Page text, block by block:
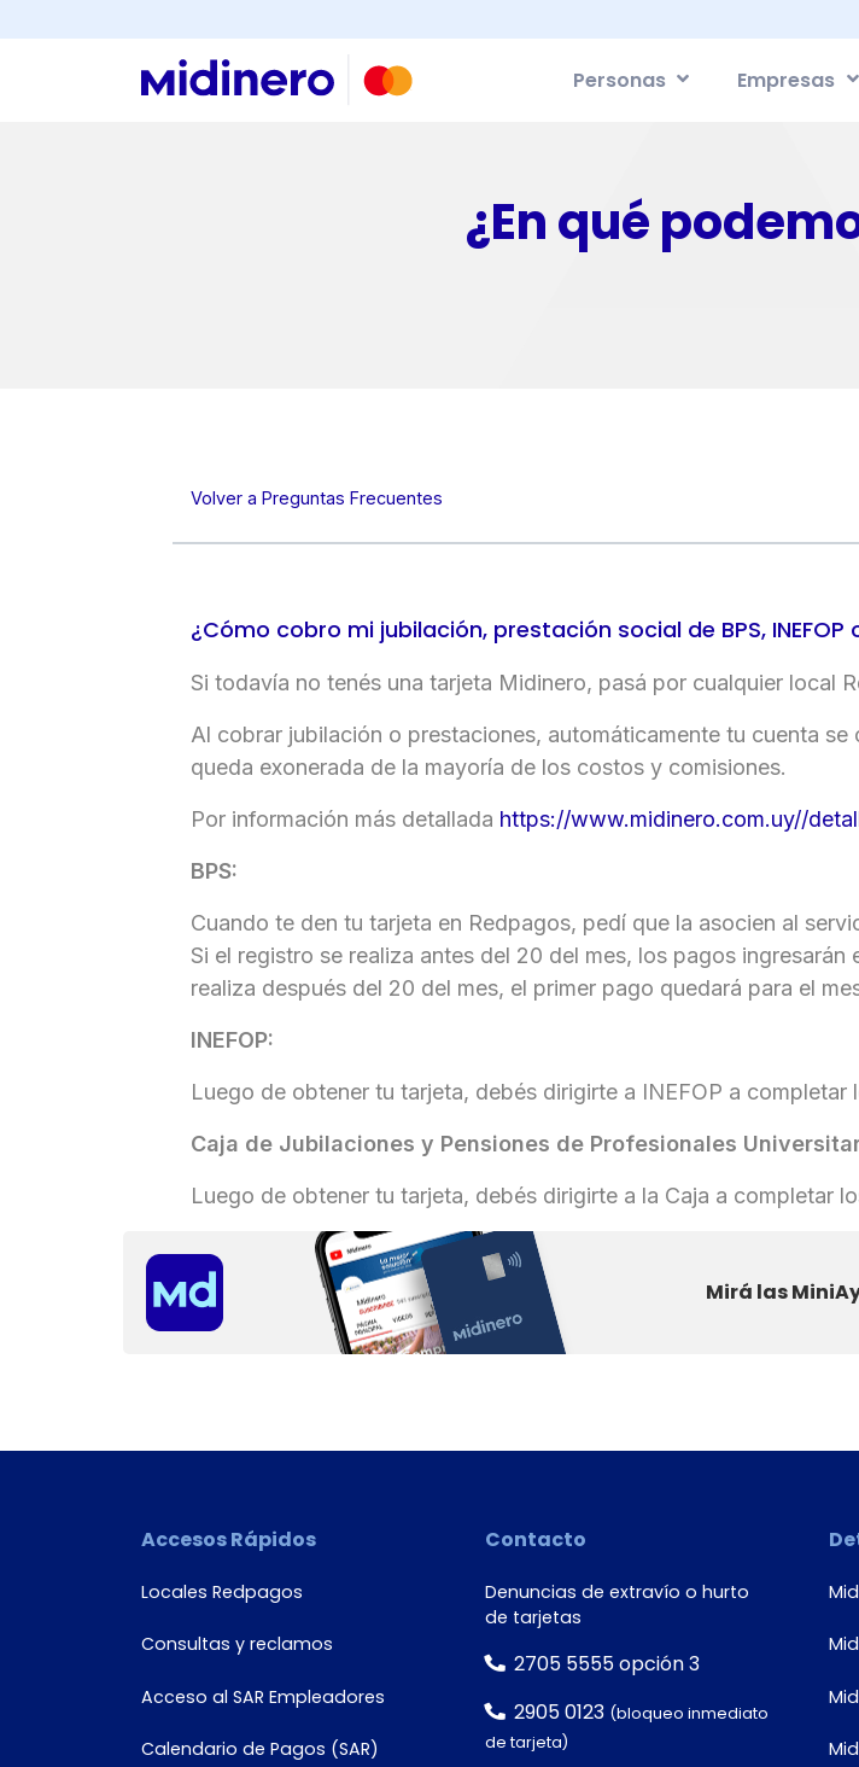
documento*
Personas Empresas
Buscar
¿En qué
Volver a Preguntas Frecuentes
¿Cómo cobro mi jubilación, prestación social de BPS,
Si todavía no tenés una tarjeta Midinero, pasá por cualquier local
Al cobrar jubilación o prestaciones, automáticamente tu cuenta
queda exonerada de la mayoría de los costos y comisiones.
Por información más detallada https://www.midinero.com.uy//
BPS:
Cuando te den tu tarjeta en Redpagos, pedí que la asocien al
Si el registro se realiza antes del 20 del mes, los pagos
realiza después del 20 del mes, el primer pago quedará para el
INEFOP:
Luego de obtener tu tarjeta, debés dirigirte a INEFOP a completar
Caja de Jubilaciones y Pensiones de Profesionales
Luego de obtener tu tarjeta, debés dirigirte a la Caja a completar
Mirá las
Accesos Rápidos
Locales Redpagos
Consultas y reclamos
Acceso al SAR Empleadores
Calendario de Pagos (SAR)
Contacto
Denuncias de extravío o hurto
de tarjetas
2705 5555 opción 3
2905 0123 (bloqueo inmediato
de tarjeta)